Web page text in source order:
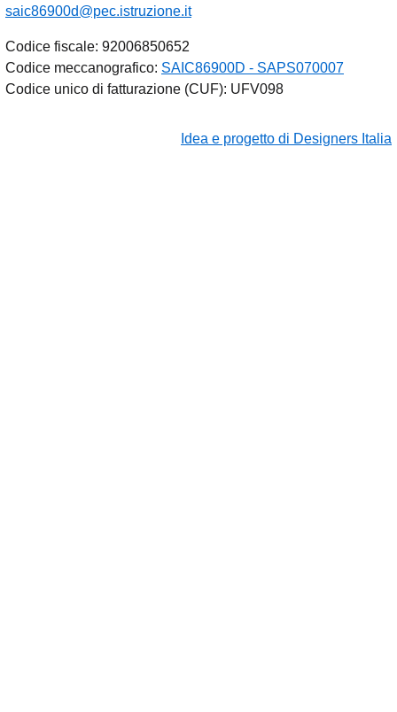
saic86900d@pec.istruzione.it
Codice fiscale: 92006850652
Codice meccanografico: SAIC86900D - SAPS070007
Codice unico di fatturazione (CUF): UFV098
Idea e progetto di Designers Italia